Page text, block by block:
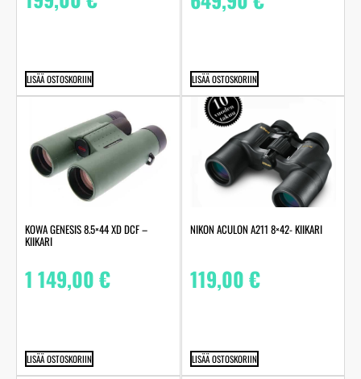
LISÄÄ OSTOSKORIIN LISÄÄ OSTOSKORIIN
KOWA GENESIS 8.5×44 XD DCF –
KIIKARI
1 149,00€
LISÄÄ OSTOSKORIIN
NIKON ACULON A211 8×42- KIIKARI
119,00€
LISÄÄ OSTOSKORIIN